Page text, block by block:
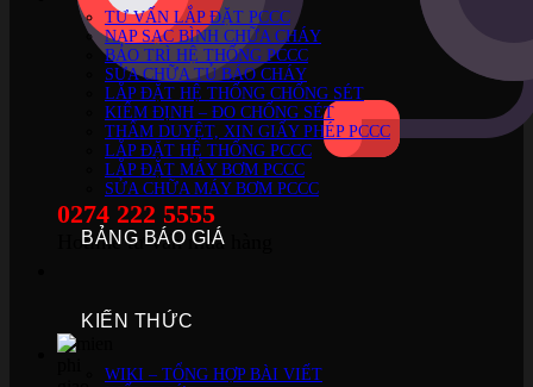
0274 222 5555
Hotline tư vấn mua hàng
TƯ VẤN LẮP ĐẶT PCCC
NẠP SẠC BÌNH CHỮA CHÁY
BẢO TRÌ HỆ THỐNG PCCC
SỬA CHỮA TỦ BÁO CHÁY
LẮP ĐẶT HỆ THỐNG CHỐNG SÉT
KIỂM ĐỊNH – ĐO CHỐNG SÉT
THẨM DUYỆT, XIN GIẤY PHÉP PCCC
LẮP ĐẶT HỆ THỐNG PCCC
LẮP ĐẶT MÁY BƠM PCCC
SỬA CHỮA MÁY BƠM PCCC
BẢNG BÁO GIÁ
KIẾN THỨC
WIKI – TỔNG HỢP BÀI VIẾT